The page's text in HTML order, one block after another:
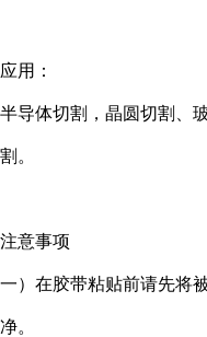
应用：
半导体切割，晶圆切割、
割。
注意事项
一）在胶带粘贴前请先将
净。